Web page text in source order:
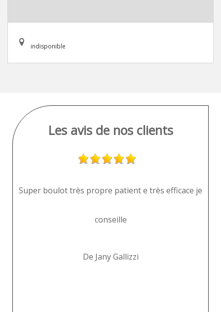
indisponible
Les avis de nos clients
Super boulot très propre patient e très efficace je
conseille
De Jany Gallizzi